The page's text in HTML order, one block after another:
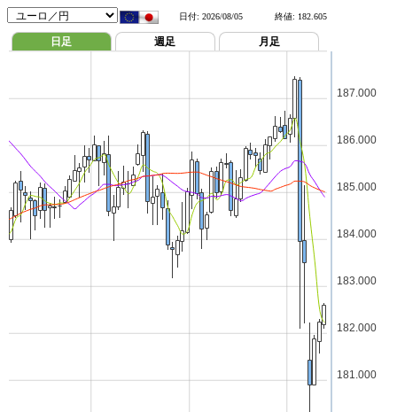
終値: 182.605
日付:2026/08/05
日足 週足 月足
181.000
182.000
183.000
184.000
185.000
186.000
187.000